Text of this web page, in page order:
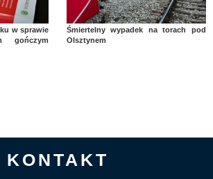
w sprawie
gończym
Śmiertelny wypadek na torach pod
Olsztynem
KONTAKT